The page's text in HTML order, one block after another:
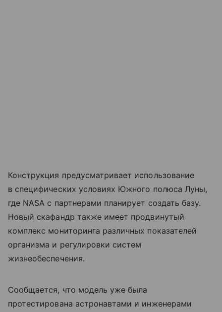
Конструкция предусматривает использование
в специфических условиях Южного полюса Луны,
где NASA с партнерами планирует создать базу.
Новый скафандр также имеет продвинутый
комплекс мониторинга различных показателей
организма и регулировки систем
жизнеобеспечения.
Сообщается, что модель уже была
протестирована астронавтами и инженерами